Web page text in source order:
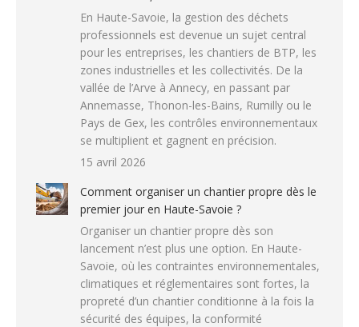
En Haute-Savoie, la gestion des déchets
professionnels est devenue un sujet central
pour les entreprises, les chantiers de BTP, les
zones industrielles et les collectivités. De la
vallée de l’Arve à Annecy, en passant par
Annemasse, Thonon-les-Bains, Rumilly ou le
Pays de Gex, les contrôles environnementaux
se multiplient et gagnent en précision.
15 avril 2026
Comment organiser un chantier propre dès le
premier jour en Haute-Savoie ?
Organiser un chantier propre dès son
lancement n’est plus une option. En Haute-
Savoie, où les contraintes environnementales,
climatiques et réglementaires sont fortes, la
propreté d’un chantier conditionne à la fois la
sécurité des équipes, la conformité